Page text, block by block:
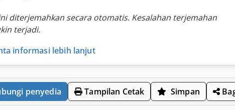
diterjemahkan secara otomatis. Kesalahan terjemahan
terjadi.
informasi lebih lanjut
penyedia Tampilan Cetak Simpan